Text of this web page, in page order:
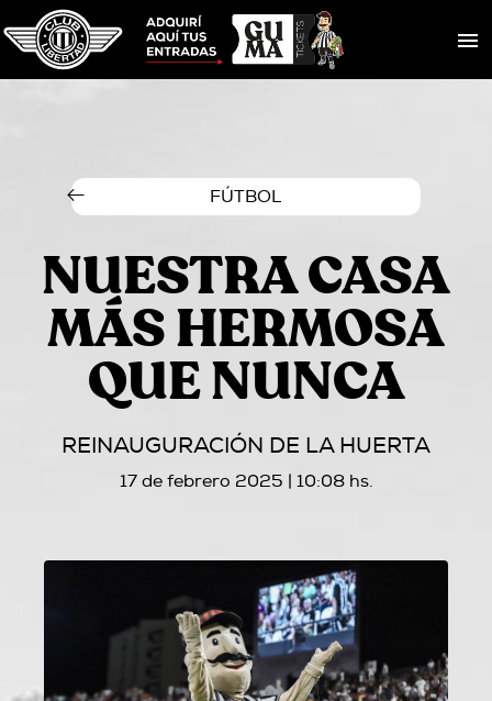
FÚTBOL
NUESTRA CASA
MÁS HERMOSA
QUE NUNCA
REINAUGURACIÓN DE LA HUERTA
17 de febrero 2025 | 10:08 hs.